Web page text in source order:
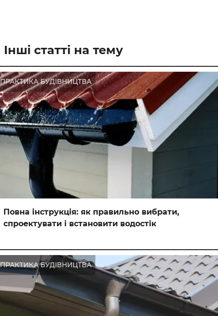
Інші статті на тему
Повна інструкція: як правильно вибрати,
спроектувати і встановити водостік
ПРАКТИКА БУДІВНИЦТВА
ПРАКТИКА БУДІВНИЦТВА